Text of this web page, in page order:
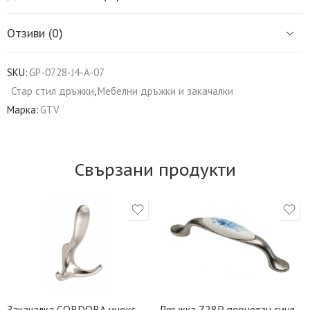
Отзиви (0)
SKU:GP-0728-J4-A-07
Стар стил дръжки,Мебелни дръжки и закачалки
Марка:GTV
Свързани продукти